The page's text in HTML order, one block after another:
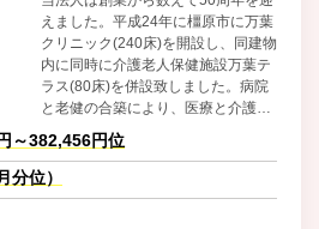
えました。平成24年に橿原市に万葉
クリニック(240床)を開設し、同建物
内に同時に介護老人保健施設万葉テ
ラス(80床)を併設致しました。病院
と老健の合築により、医療と介護の
連携が取り易い構造で、精神科治療
から介護施設へ円滑に移行できる体
制を整えております。
～382,456円位
分位）